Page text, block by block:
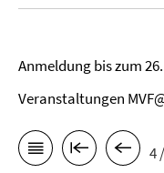
Anmeldung bis zum
Veranstaltungen
4